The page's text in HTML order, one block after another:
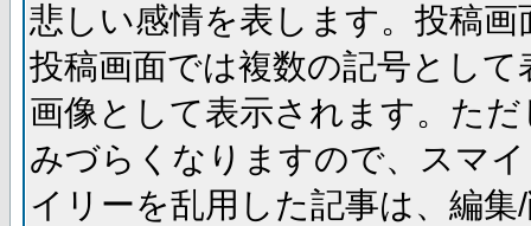
悲しい感情を表します。投稿
投稿画面では複数の記号とし
画像として表示されます。た
みづらくなりますので、スマ
イリーを乱用した記事は、編